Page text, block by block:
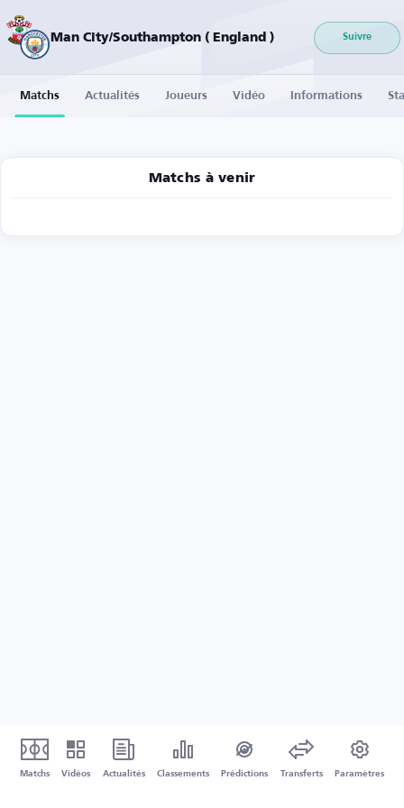
Man City/Southampton ( England ) Suivre
Matchs Actualités Joueurs Vidéo Informations
Matchs à venir
Matchs Vidéos Actualités Classements Prédictions Transferts Paramètres